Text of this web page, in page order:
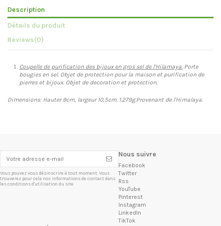
Description
Détails du produit
Reviews(0)
Coupelle de purification des bijoux en gros sel de l'Hilamaya. Porte
bougies en sel. Objet de protection pour la maison et purification de
pierres et bijoux. Objet de decoration et protection.
Dimensions: Hauter 9cm, largeur 10,5cm. 1.279g.Provenant de l'Himalaya.
Vous pouvez vous désinscrire à tout moment. Vous
trouverez pour cela nos informations de contact dans
les conditions d'utilisation du site.
Nous suivre
Facebook
Twitter
Rss
YouTube
Pinterest
Instagram
LinkedIn
TikTok